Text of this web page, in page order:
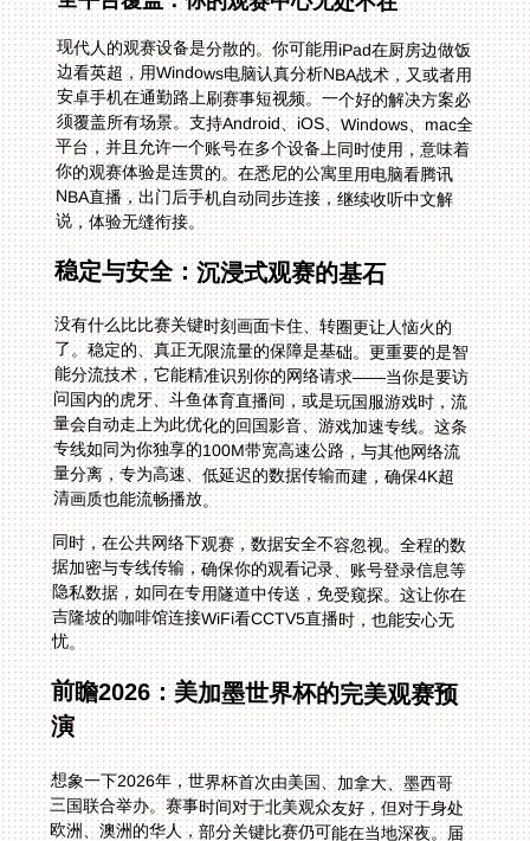
现代人的观赛设备是分散的。你可能用iPad在厨房边做饭
边看英超，用Windows电脑认真分析NBA战术，又或者用
安卓手机在通勤路上刷赛事短视频。一个好的解决方案必
须覆盖所有场景。支持Android、iOS、Windows、mac全
平台，并且允许一个账号在多个设备上同时使用，意味着
你的观赛体验是连贯的。在悉尼的公寓里用电脑看腾讯
NBA直播，出门后手机自动同步连接，继续收听中文解
说，体验无缝衔接。
稳定与安全：沉浸式观赛的基石
没有什么比比赛关键时刻画面卡住、转圈更让人恼火的
了。稳定的、真正无限流量的保障是基础。更重要的是智
能分流技术，它能精准识别你的网络请求——当你是要访
问国内的虎牙、斗鱼体育直播间，或是玩国服游戏时，流
量会自动走上为此优化的回国影音、游戏加速专线。这条
专线如同为你独享的100M带宽高速公路，与其他网络流
量分离，专为高速、低延迟的数据传输而建，确保4K超
清画质也能流畅播放。
同时，在公共网络下观赛，数据安全不容忽视。全程的数
据加密与专线传输，确保你的观看记录、账号登录信息等
隐私数据，如同在专用隧道中传送，免受窥探。这让你在
吉隆坡的咖啡馆连接WiFi看CCTV5直播时，也能安心无
忧。
前瞻2026：美加墨世界杯的完美观赛预
演
想象一下2026年，世界杯首次由美国、加拿大、墨西哥
三国联合举办。赛事时间对于北美观众友好，但对于身处
欧洲、澳洲的华人，部分关键比赛仍可能在当地深夜。届
时，你或许想通过国内的直播平台，观看更对你胃口的、
充满熟悉梗和文化共鸣的中文解说与赛后节目。无论是通
过抖音的碎片化精彩剪辑，B站深度的赛事分析，还是央
视的专业直播，提前部署好可靠的回国加速方案，就如同
提前购买了所有场次的数字通行证。当其他海外朋友还在
为无法观看而苦恼时，你已经稳稳地接入了国内的观赛狂